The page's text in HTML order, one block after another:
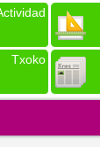
Txoko